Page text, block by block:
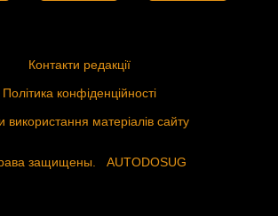
Контакти редакції
Політика конфіденційності
використання матеріалів сайту
защищены. AUTODOSUG